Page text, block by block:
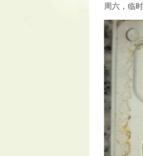
周六，临